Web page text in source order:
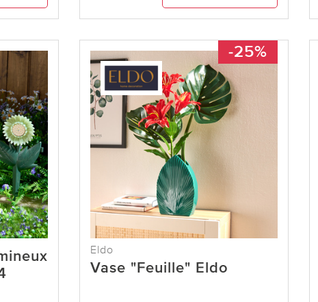
-25%
Eldo
Vase "Feuille" Eldo